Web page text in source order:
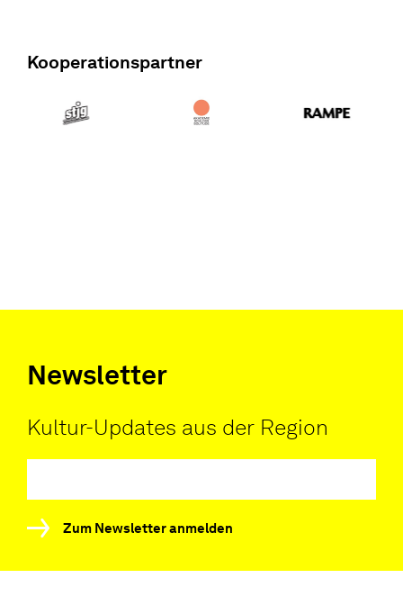
Kooperationspartner
Newsletter
Kultur-Updates aus der Region
Zum Newsletter anmelden